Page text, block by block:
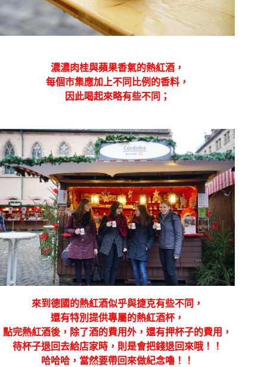
濃濃肉桂與蘋果香氣的熱紅酒，
每個市集應加上不同比例的香料，
因此喝起來略有些不同；
來到德國的熱紅酒似乎與捷克有些不同，
還有特別提供專屬的熱紅酒杯，
點完熱紅酒後，除了酒的費用外，還有押杯子的費用，
待杯子退回去給店家時，則是會把錢退回來哦！！
哈哈哈，當然要帶回來做紀念嚕！！